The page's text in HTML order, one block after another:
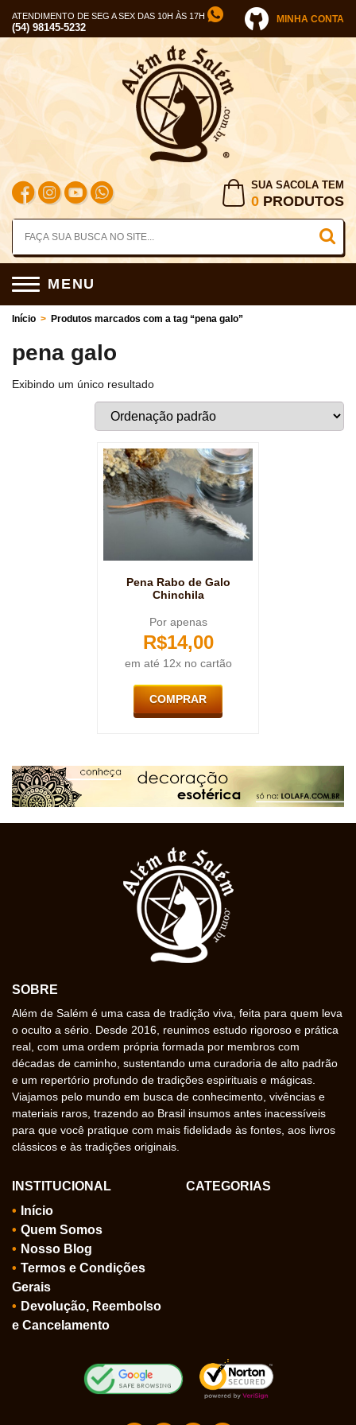
ATENDIMENTO DE SEG A SEX DAS 10H ÀS 17H
(54) 98145-5232
MINHA CONTA
SUA SACOLA TEM
0 PRODUTOS
MENU
Início > Produtos marcados com a tag “pena galo”
pena galo
Exibindo um único resultado
Pena Rabo de Galo
Chinchila
Por apenas
R$14,00
em até 12x no cartão
COMPRAR
SOBRE
Além de Salém é uma casa de tradição viva, feita para quem leva
o oculto a sério. Desde 2016, reunimos estudo rigoroso e prática
real, com uma ordem própria formada por membros com
décadas de caminho, sustentando uma curadoria de alto padrão
e um repertório profundo de tradições espirituais e mágicas.
Viajamos pelo mundo em busca de conhecimento, vivências e
materiais raros, trazendo ao Brasil insumos antes inacessíveis
para que você pratique com mais fidelidade às fontes, aos livros
clássicos e às tradições originais.
INSTITUCIONAL
Início
Quem Somos
Nosso Blog
Termos e Condições
Gerais
Devolução, Reembolso
e Cancelamento
CATEGORIAS